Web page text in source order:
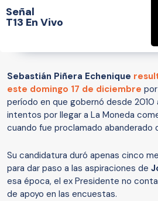
Señal
T13 En Vivo
Sebastián Piñera Echenique
este domingo 17 de diciembre
período en que gobernó desde 2010
intentos por llegar a La Moneda
cuando fue proclamado abanderado
Su candidatura duró apenas cinco
para dar paso a las aspiraciones de
esa época, el ex Presidente no
de apoyo en las encuestas.